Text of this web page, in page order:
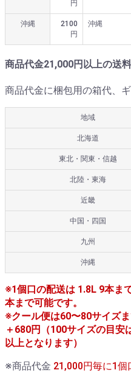
円
沖縄
2100
円
沖縄
商品代金21,000円以上の送料
商品代金に梱包用の箱代、
地域
北海道
東北・関東・信越
北陸・東海
近畿
中国・四国
九州
沖縄
※1個口の配送は 1.8L 9本ま
本まで可能です。
※クール便は60〜80サイズ
＋680円（100サイズの目安
以上となります）
※商品代金 21,000円毎に1個